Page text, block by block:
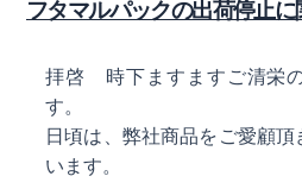
フタマルパックの出荷停止に
拝啓 時下ますますご清栄
す。
日頃は、弊社商品をご愛顧
います。